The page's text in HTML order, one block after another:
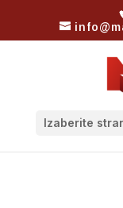
Izaberite